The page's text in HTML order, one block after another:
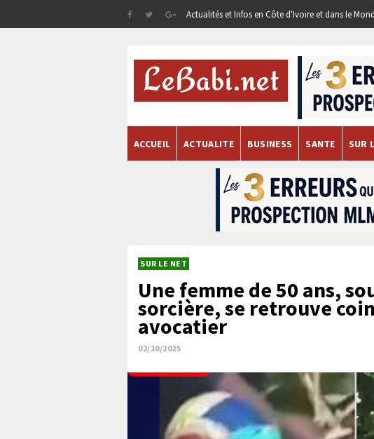
Actualités et Infos en Côte d'Ivoire et dans le
ACCUEIL ACTUALITE BUSINESS SANTE SUR
SUR LE NET
Une femme de 50 ans,
sorcière, se retrouve
avocatier
02/10/2025